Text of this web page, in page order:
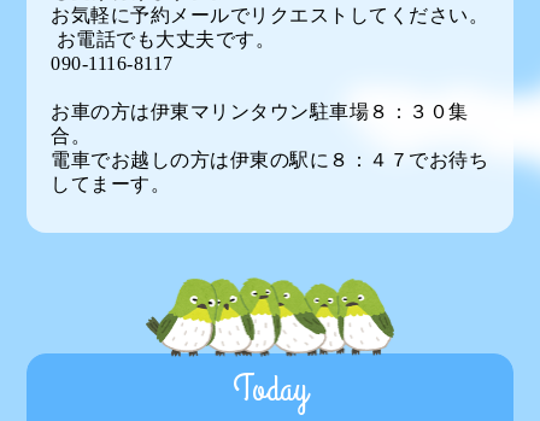
お気軽に予約メールでリクエストしてください。
お電話でも大丈夫です。
090-1116-8117
お車の方は伊東マリンタウン駐車場８：３０集
合。
電車でお越しの方は伊東の駅に８：４７でお待ち
してまーす。
Today